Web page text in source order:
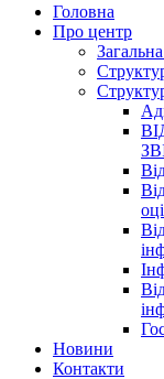
Головна
Про центр
Новини
Контакти